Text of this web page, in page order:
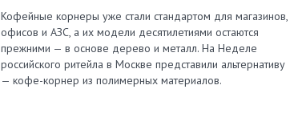
Кофейные корнеры уже стали стандартом для магазинов,
офисов и АЗС, а их модели десятилетиями остаются
прежними — в основе дерево и металл. На Неделе
российского ритейла в Москве представили альтернативу
— кофе-корнер из полимерных материалов.